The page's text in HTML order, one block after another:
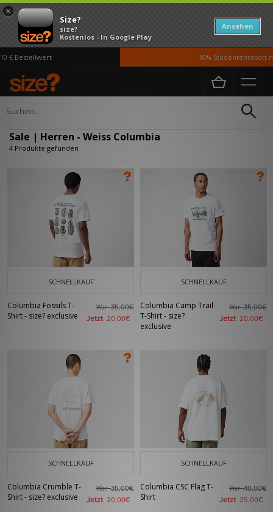
×
Size?
size?
Kostenlos - In Google Play
Ansehen
€ Bestellwert 10% Studentenrabatt
Home Herren
Sale | Herren - Weiss Columbia
4 Produkte gefunden
SCHNELLKAUF
Columbia Fossils T-
Shirt - size? exclusive
War35,00€
Jetzt 20,00€
SCHNELLKAUF
Columbia Camp Trail
T-Shirt - size?
exclusive
War35,00€
Jetzt 20,00€
SCHNELLKAUF
Columbia Crumble T-
Shirt - size? exclusive
War35,00€
Jetzt 20,00€
SCHNELLKAUF
Columbia CSC Flag T-
Shirt
War40,00€
Jetzt 25,00€